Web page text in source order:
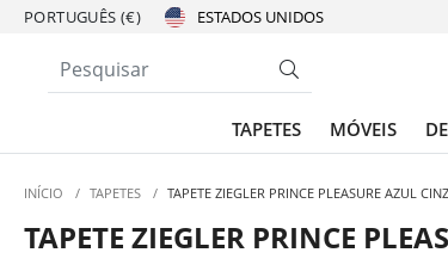
PORTUGUÊS (€)
TAPETES MÓVEIS
INÍCIO / TAPETES / TAPETE ZIEGLER PRINCE PLEASURE AZUL
TAPETE ZIEGLER PRINCE